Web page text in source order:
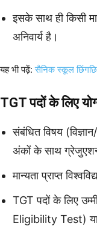
इसके साथ ही किसी
अनिवार्य है।
यह भी पढ़ें:सैनिक स्कूल
TGT पदों के लिए
संबंधित विषय
अंकों के साथ
मान्यता प्राप्त
TGT पदों के लिए
Eligibility Test)